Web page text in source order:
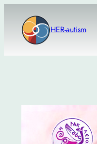
περιεχόμενο
HER-autism